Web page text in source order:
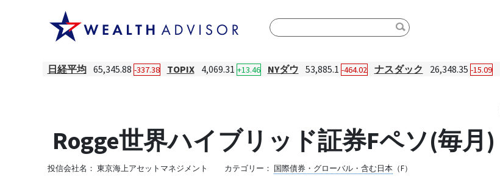
日経平均 65,345.88 -337.38 TOPIX 4,069.31 +13.46 NYダウ 53,885.1 -464.02 ナスダック 26,348.35 -15.09
Rogge世界ハイブリッド証券Fペソ(毎月)
投信会社名： 東京海上アセットマネジメント カテゴリー： 国際債券・グローバル・含む日本（F）